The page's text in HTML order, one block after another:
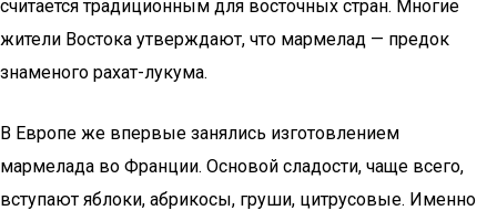
считается традиционным для восточных стран. Многие
жители Востока утверждают, что мармелад — предок
знаменого рахат-лукума.
В Европе же впервые занялись изготовлением
мармелада во Франции. Основой сладости, чаще всего,
вступают яблоки, абрикосы, груши, цитрусовые. Именно